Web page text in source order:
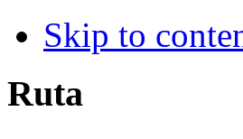
Skip to
Ruta